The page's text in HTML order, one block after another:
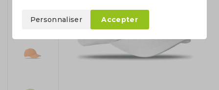
Personnaliser Accepter